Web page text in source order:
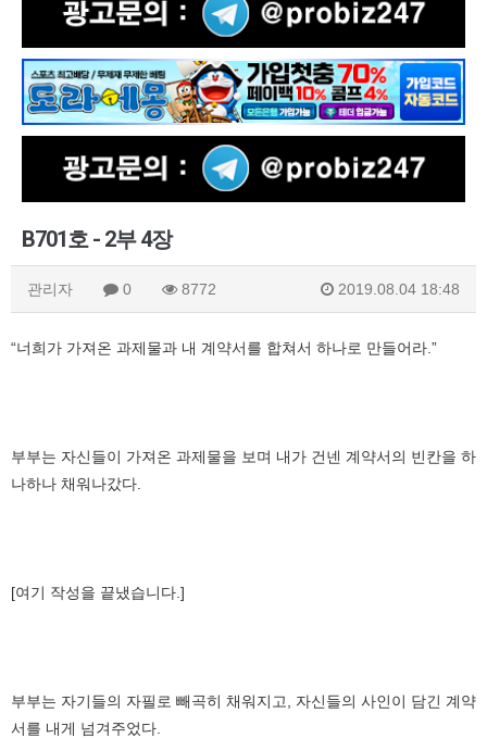
B701호 - 2부 4장
관리자 0 8772 2019.08.04 18:48
“너희가 가져온 과제물과 내 계약서를 합쳐서 하나로 만들어라.”
부부는 자신들이 가져온 과제물을 보며 내가 건넨 계약서의 빈칸을 하
나하나 채워나갔다.
[여기 작성을 끝냈습니다.]
부부는 자기들의 자필로 빼곡히 채워지고, 자신들의 사인이 담긴 계약
서를 내게 넘겨주었다.